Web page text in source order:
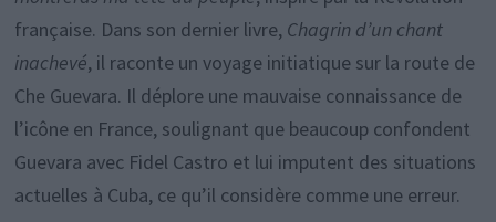
française. Dans son dernier livre, Chagrin d’un chant
inachevé, il raconte un voyage initiatique sur la route de
Che Guevara. Il déplore une mauvaise connaissance de
l’icône en France, soulignant que beaucoup confondent
Guevara avec Fidel Castro et lui imputent des situations
actuelles à Cuba, ce qu’il considère comme une erreur.